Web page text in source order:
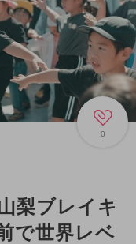
0
梨ブレイキ
で世界レベ